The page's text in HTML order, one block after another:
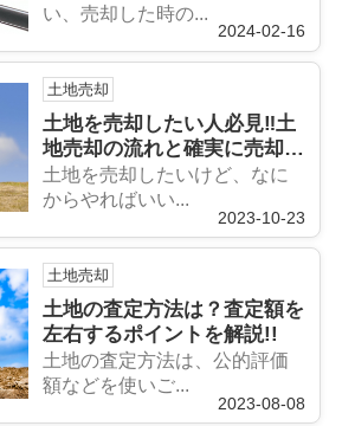
い、売却した時の...
2024-02-16
土地売却
土地を売却したい人必見‼土
地売却の流れと確実に売却す
るためのポイントを解説
土地を売却したいけど、なに
からやればいい...
2023-10-23
土地売却
土地の査定方法は？査定額を
左右するポイントを解説!!
土地の査定方法は、公的評価
額などを使いご...
2023-08-08